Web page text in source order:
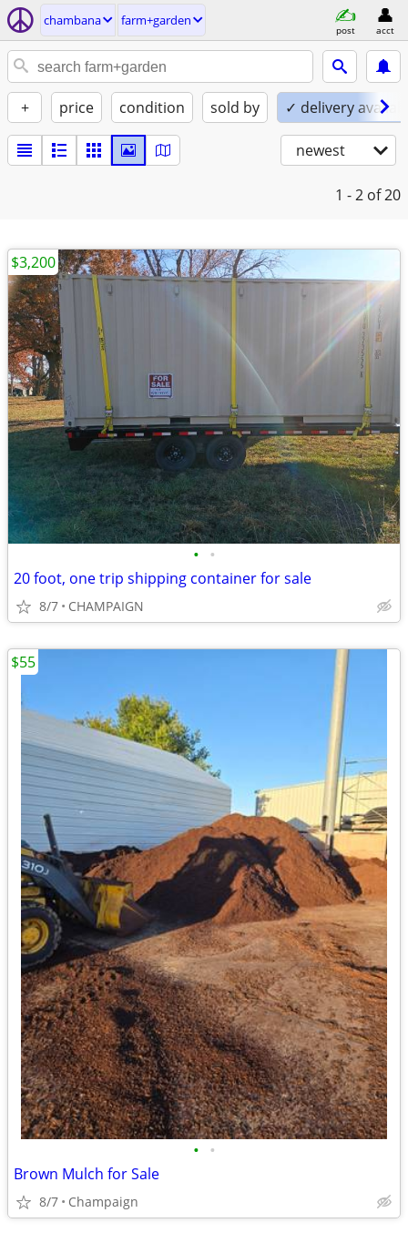
chambana farm+garden
post acct
+ price condition sold by ✓ delivery
newest
1 - 2 of 20
• •
20 foot, one trip shipping container for sale
8/7 CHAMPAIGN
$3,200
• •
Brown Mulch for Sale
8/7 Champaign
$55